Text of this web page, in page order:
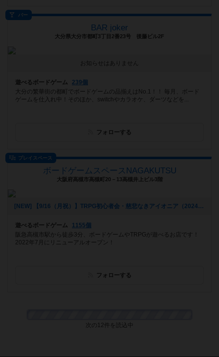
バー
BAR joker
大分県大分市都町3丁目2番23号 後藤ビル2F
お知らせはありません
遊べるボードゲーム
239個
大分の繁華街の都町でボードゲームの品揃えはNo.1！！ 毎月、ボード
ゲームを仕入れ中！そのほか、switchやカラオケ、ダーツなどを...
フォローする
プレイスペース
ボードゲームスペースNAGAKUTSU
大阪府高槻市高槻町20－13高槻井上ビル3階
[NEW] 【9/16（月祝）】TRPG初心者会・慈悲なきアイオニア（2024年09月07日 22時01分）
遊べるボードゲーム
1155個
阪急高槻市駅から徒歩3分、ボードゲームやTRPGが遊べるお店です！
2022年7月にリニューアルオープン！
フォローする
次の12件を読込中